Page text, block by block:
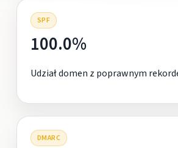
SPF
100.0%
Udział domen z poprawnym
DMARC